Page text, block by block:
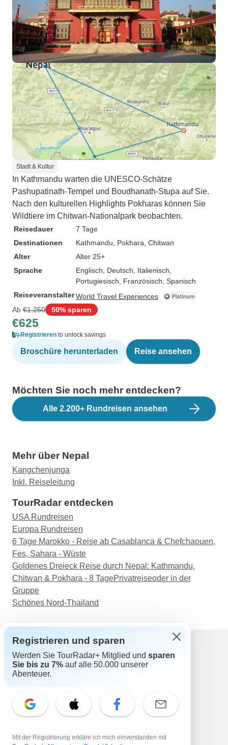
Stadt & Kultur
In Kathmandu warten die UNESCO-Schätze
Pashupatinath-Tempel und Boudhanath-Stupa auf Sie.
Nach den kulturellen Highlights Pokharas können Sie
Wildtiere im Chitwan-Nationalpark beobachten.
Reisedauer
7 Tage
Destinationen
Kathmandu , Pokhara , Chitwan
Alter
Alter 25+
Sprache
Englisch, Deutsch, Italienisch,
Portugiesisch, Französisch, Spanisch
ReiseveranstalterWorld Travel Experiences
Ab €1.250 50% sparen
€625
Registrieren to unlock savings
Broschüre herunterladen Reise ansehen
Möchten Sie noch mehr entdecken?
Alle 2.200+ Rundreisen ansehen
Mehr über Nepal
Kangchenjunga
Inkl. Reiseleitung
TourRadar entdecken
USA Rundreisen
Europa Rundreisen
6 Tage Marokko - Reise ab Casablanca & Chefchaouen,
Fes, Sahara - Wüste
Goldenes Dreieck Reise durch Nepal: Kathmandu,
Chitwan & Pokhara - 8 TagePrivatreiseoder in der
Gruppe
Schönes Nord-Thailand
Support
Kontakt
Schweiz +41 225 183 195
E-Mail: support@tourradar.com
EN DE ES FR NL
Registrieren und sparen
Werden Sie TourRadar+ Mitglied und sparen
Sie bis zu 7% auf alle 50.000 unserer
Abenteuer.
Mit der Registrierung erkläre ich mich einverstanden mit